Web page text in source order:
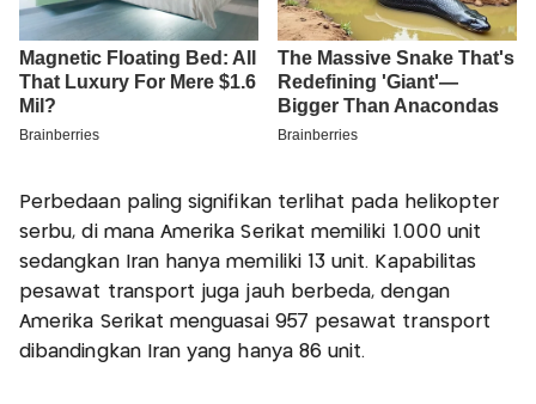
Perbedaan paling signifikan terlihat pada helikopter
serbu, di mana Amerika Serikat memiliki 1.000 unit
sedangkan Iran hanya memiliki 13 unit. Kapabilitas
pesawat transport juga jauh berbeda, dengan
Amerika Serikat menguasai 957 pesawat transport
dibandingkan Iran yang hanya 86 unit.